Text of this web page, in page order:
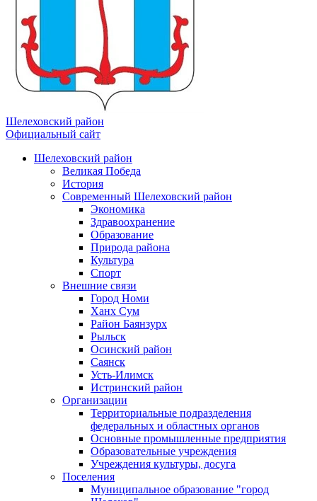
Шелеховский район
Официальный сайт
Шелеховский район
Великая Победа
История
Современный Шелеховский район
Экономика
Здравоохранение
Образование
Природа района
Культура
Спорт
Внешние связи
Город Номи
Ханх Сум
Район Баянзурх
Рыльск
Осинский район
Саянск
Усть-Илимск
Истринский район
Организации
Территориальные подразделения
федеральных и областных органов
Основные промышленные предприятия
Образовательные учреждения
Учреждения культуры, досуга
Поселения
Муниципальное образование "город